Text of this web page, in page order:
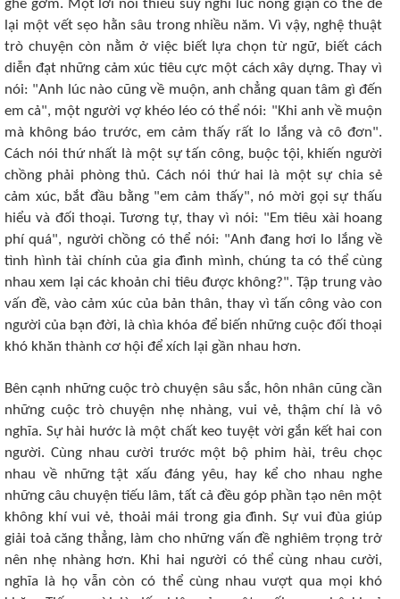
ghê gớm. Một lời nói thiếu suy nghĩ lúc nóng giận có thể để
lại một vết sẹo hằn sâu trong nhiều năm. Vì vậy, nghệ thuật
trò chuyện còn nằm ở việc biết lựa chọn từ ngữ, biết cách
diễn đạt những cảm xúc tiêu cực một cách xây dựng. Thay vì
nói: "Anh lúc nào cũng về muộn, anh chẳng quan tâm gì đến
em cả", một người vợ khéo léo có thể nói: "Khi anh về muộn
mà không báo trước, em cảm thấy rất lo lắng và cô đơn".
Cách nói thứ nhất là một sự tấn công, buộc tội, khiến người
chồng phải phòng thủ. Cách nói thứ hai là một sự chia sẻ
cảm xúc, bắt đầu bằng "em cảm thấy", nó mời gọi sự thấu
hiểu và đối thoại. Tương tự, thay vì nói: "Em tiêu xài hoang
phí quá", người chồng có thể nói: "Anh đang hơi lo lắng về
tình hình tài chính của gia đình mình, chúng ta có thể cùng
nhau xem lại các khoản chi tiêu được không?". Tập trung vào
vấn đề, vào cảm xúc của bản thân, thay vì tấn công vào con
người của bạn đời, là chìa khóa để biến những cuộc đối thoại
khó khăn thành cơ hội để xích lại gần nhau hơn.
Bên cạnh những cuộc trò chuyện sâu sắc, hôn nhân cũng cần
những cuộc trò chuyện nhẹ nhàng, vui vẻ, thậm chí là vô
nghĩa. Sự hài hước là một chất keo tuyệt vời gắn kết hai con
người. Cùng nhau cười trước một bộ phim hài, trêu chọc
nhau về những tật xấu đáng yêu, hay kể cho nhau nghe
những câu chuyện tiếu lâm, tất cả đều góp phần tạo nên một
không khí vui vẻ, thoải mái trong gia đình. Sự vui đùa giúp
giải toả căng thẳng, làm cho những vấn đề nghiêm trọng trở
nên nhẹ nhàng hơn. Khi hai người có thể cùng nhau cười,
nghĩa là họ vẫn còn có thể cùng nhau vượt qua mọi khó